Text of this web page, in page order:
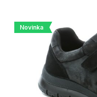
Novinka